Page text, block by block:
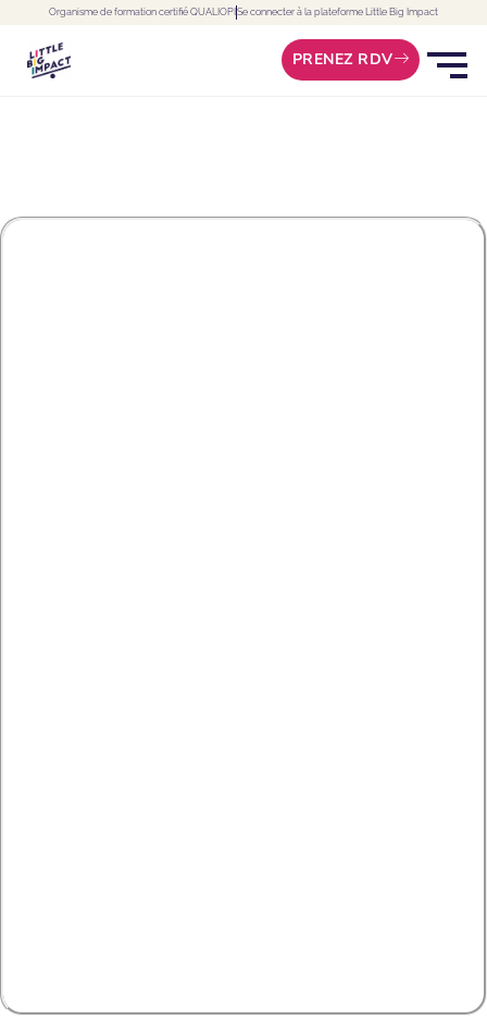
content
Organisme de formation certifié QUALIOPI Se connecter à la plateforme Little Big Impact
PRENEZ RDV